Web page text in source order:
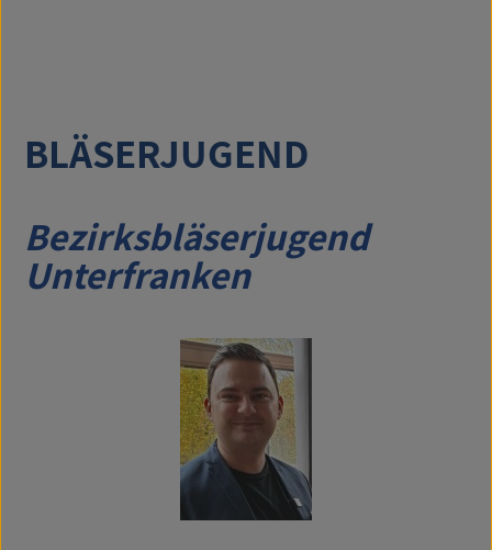
BLÄSERJUGEND
Bezirksbläserjugend
Unterfranken